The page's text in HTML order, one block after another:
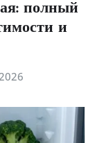
полный
и